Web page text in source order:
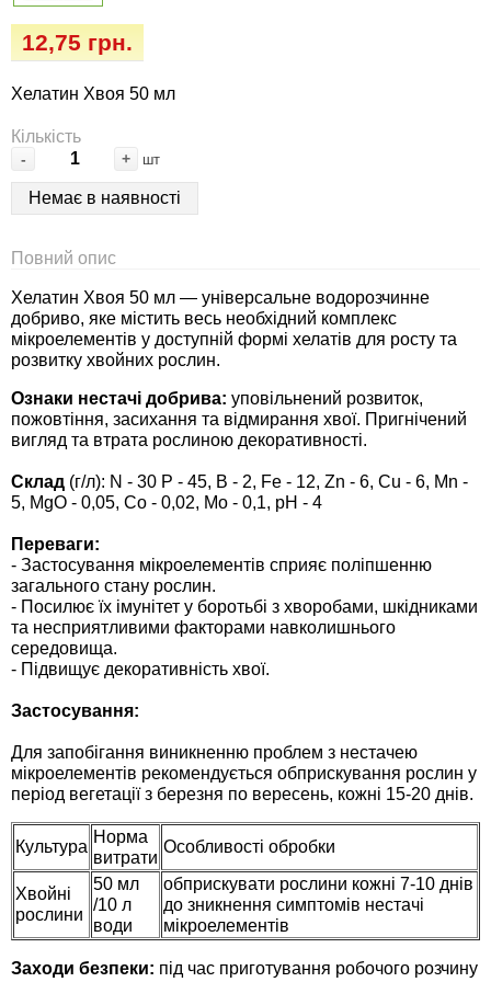
12,75 грн.
Хелатин Хвоя 50 мл
Кількість
- + шт
Немає в наявності
Повний опис
Хелатин Хвоя 50 мл — універсальне водорозчинне
добриво, яке містить весь необхідний комплекс
мікроелементів у доступній формі хелатів для росту та
розвитку хвойних рослин.
Ознаки нестачі добрива: уповільнений розвиток,
пожовтіння, засихання та відмирання хвої. Пригнічений
вигляд та втрата рослиною декоративності.
Склад (г/л): N - 30 P - 45, B - 2, Fe - 12, Zn - 6, Cu - 6, Mn -
5, MgO - 0,05, Co - 0,02, Mo - 0,1, pH - 4
Переваги:
- Застосування мікроелементів сприяє поліпшенню
загального стану рослин.
- Посилює їх імунітет у боротьбі з хворобами, шкідниками
та несприятливими факторами навколишнього
середовища.
- Підвищує декоративність хвої.
Застосування:
Для запобігання виникненню проблем з нестачею
мікроелементів рекомендується обприскування рослин у
період вегетації з березня по вересень, кожні 15-20 днів.
Культура
Норма
витрати
Особливості обробки
Хвойні
рослини
50 мл
/10 л
води
обприскувати рослини кожні 7-10 днів
до зникнення симптомів нестачі
мікроелементів
Заходи безпеки: під час приготування робочого розчину
Семена перца
Семена пряных трав
Семена салата
Семена свеклы
Семена сельдерея
Семена сидератов
Семена табака
Семена томатов
Семена газонной травы
Семена укропа
Семена фасоли
Семена цветов
Удобрения «Сударушка», «Рязаночка»
100 г
Удобрения «Чистый лист» кристаллические
300 г
Удобрения «Чистый лист» Успех
Опрыскиватели
Перчатки
Средства защиты от тараканов, прусаков,
клопов, блох, домашних и садовых муравьев
Средства защиты от комаров, москитов,
клещей, ос, мошек, слепней
Средства защиты от мух
Средства защиты от моли
Средства защиты от капустницы
Средства защиты от кротов
Средства защиты от грызунов
Препараты для септиков, выгребных ям и
дачных туалетов, биодеструкторы
Хозяйственные товары
Средства защиты растений
Лидеры продаж